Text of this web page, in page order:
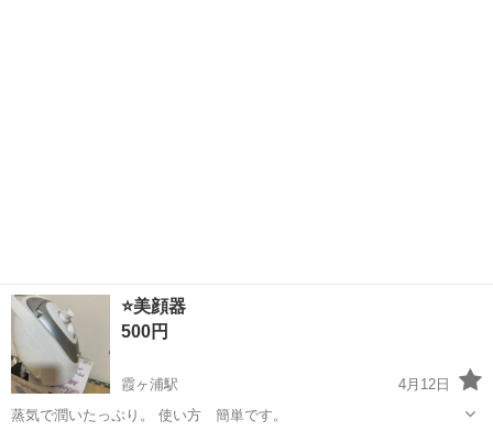
⭐️美顔器
500円
霞ヶ浦駅
4月12日
蒸気で潤いたっぷり。 使い方 簡単です。